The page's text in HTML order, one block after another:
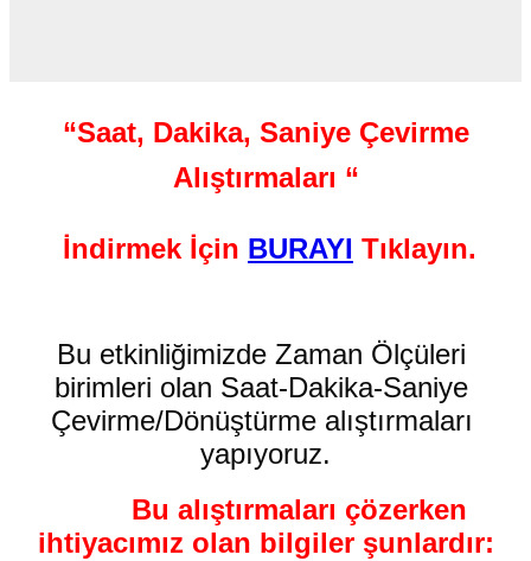
“Saat, Dakika, Saniye Çevirme
Alıştırmaları “
İndirmek İçin BURAYI Tıklayın.
Bu etkinliğimizde Zaman Ölçüleri
birimleri olan Saat-Dakika-Saniye
Çevirme/Dönüştürme alıştırmaları
yapıyoruz.
Bu alıştırmaları çözerken
ihtiyacımız olan bilgiler şunlardır: